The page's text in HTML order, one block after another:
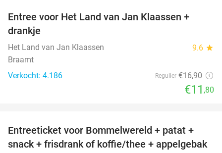
Entree voor Het Land van Jan Klaassen +
drankje
Het Land van Jan Klaassen 9.6 star
Braamt
Verkocht: 4.186
Regulier €16,90
€11 ,80
23%
Entreeticket voor Bommelwereld + patat +
snack + frisdrank of koffie/thee + appelgebak